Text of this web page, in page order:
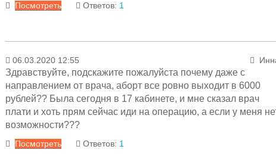
принимаем.
Заместитель главного врача гинекологических
Алексей Иванович
Посмотреть Ответов: 1
Ответ
19.03.2020 11:27 Менеджер раздела
Уважаемая Анастасия! Подробную информацию
уточняйте по телефону: 79 00 20.
С
Заместитель главного врача по акушерству и родовспоможению
06.03.2020 12:55
Здравствуйте, подскажите пожалуйста почему даже с
направлением от врача, аборт все ровно выходит в 6000
рублей?? Была сегодня в 17 кабинете, и мне сказал врач
плати и хоть прям сейчас иди на операцию, а если у меня
возможности???
Посмотреть Ответов: 1